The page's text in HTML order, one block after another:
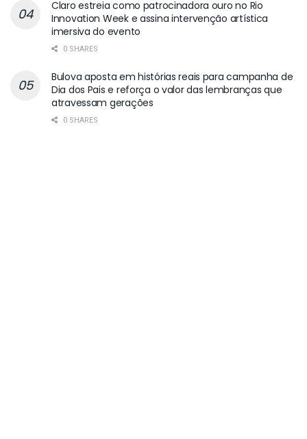
Claro estreia como patrocinadora ouro no Rio
Innovation Week e assina intervenção artística
imersiva do evento
0 SHARES
Bulova aposta em histórias reais para campanha de
Dia dos Pais e reforça o valor das lembranças que
atravessam gerações
0 SHARES